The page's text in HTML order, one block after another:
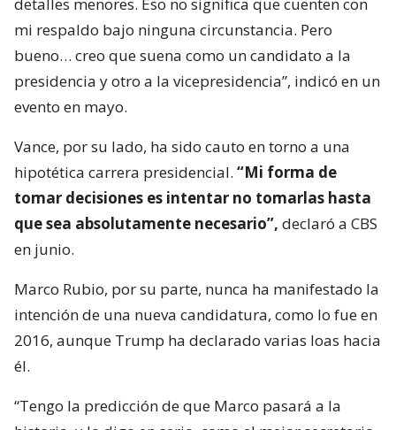
detalles menores. Eso no significa que cuenten con
mi respaldo bajo ninguna circunstancia. Pero
bueno… creo que suena como un candidato a la
presidencia y otro a la vicepresidencia”, indicó en un
evento en mayo.
Vance, por su lado, ha sido cauto en torno a una
hipotética carrera presidencial. “Mi forma de
tomar decisiones es intentar no tomarlas hasta
que sea absolutamente necesario”, declaró a CBS
en junio.
Marco Rubio, por su parte, nunca ha manifestado la
intención de una nueva candidatura, como lo fue en
2016, aunque Trump ha declarado varias loas hacia
él.
“Tengo la predicción de que Marco pasará a la